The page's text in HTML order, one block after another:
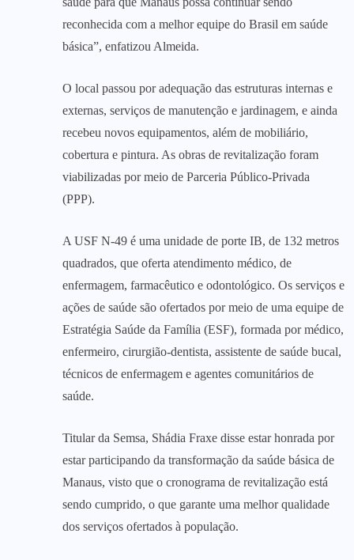
reconhecida com a melhor equipe do Brasil em saúde
básica”, enfatizou Almeida.
O local passou por adequação das estruturas internas e
externas, serviços de manutenção e jardinagem, e ainda
recebeu novos equipamentos, além de mobiliário,
cobertura e pintura. As obras de revitalização foram
viabilizadas por meio de Parceria Público-Privada
(PPP).
A USF N-49 é uma unidade de porte IB, de 132 metros
quadrados, que oferta atendimento médico, de
enfermagem, farmacêutico e odontológico. Os serviços e
ações de saúde são ofertados por meio de uma equipe de
Estratégia Saúde da Família (ESF), formada por médico,
enfermeiro, cirurgião-dentista, assistente de saúde bucal,
técnicos de enfermagem e agentes comunitários de
saúde.
Titular da Semsa, Shádia Fraxe disse estar honrada por
estar participando da transformação da saúde básica de
Manaus, visto que o cronograma de revitalização está
sendo cumprido, o que garante uma melhor qualidade
dos serviços ofertados à população.